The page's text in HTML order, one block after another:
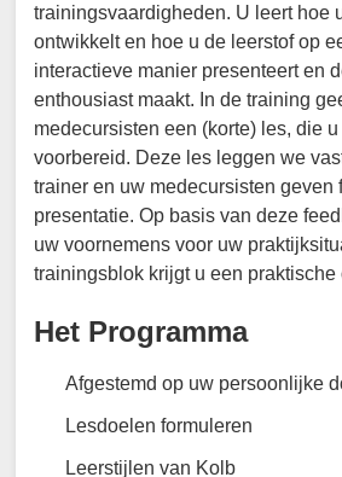
trainingsvaardigheden. U leert hoe
ontwikkelt en hoe u de leerstof op
interactieve manier presenteert en
enthousiast maakt. In de training
medecursisten een (korte) les, die
voorbereid. Deze les leggen we
trainer en uw medecursisten geven
presentatie. Op basis van deze
uw voornemens voor uw
trainingsblok krijgt u een praktische
Het Programma
Afgestemd op uw persoonlijke
Lesdoelen formuleren
Leerstijlen van Kolb